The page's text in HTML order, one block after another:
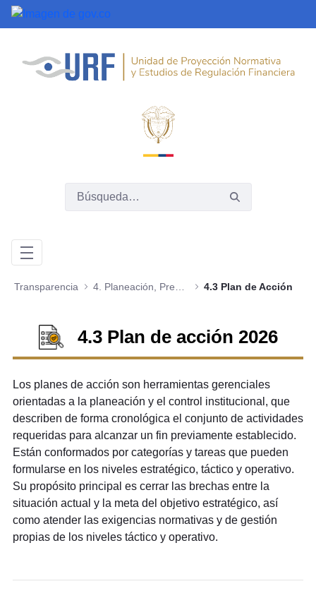
Saltar al contenido principal
Transparencia 4.3 Plan de Acción
4.3 Plan de acción 2026
Los planes de acción son herramientas gerenciales
orientadas a la planeación y el control institucional, que
describen de forma cronológica el conjunto de actividades
requeridas para alcanzar un fin previamente establecido.
Están conformados por categorías y tareas que pueden
formularse en los niveles estratégico, táctico y operativo.
Su propósito principal es cerrar las brechas entre la
situación actual y la meta del objetivo estratégico, así
como atender las exigencias normativas y de gestión
propias de los niveles táctico y operativo.